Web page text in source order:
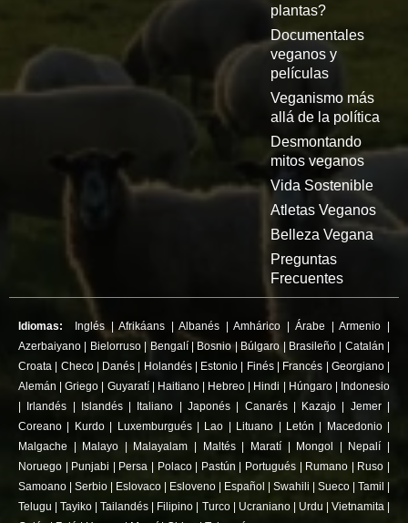
plantas?
Documentales
veganos y
películas
Veganismo más
allá de la política
Desmontando
mitos veganos
Vida Sostenible
Atletas Veganos
Belleza Vegana
Preguntas
Frecuentes
Idiomas: Inglés |Afrikáans |Albanés |Amhárico |Árabe |Armenio
Azerbaiyano
Bielorruso| Bengalí| Bosnio| Búlgaro Brasileño| Catalán
Croata
Checo| Danés Holandés| Estonio Finés| Francés Georgiano|
Alemán |Griego Guyaratí| Haitiano| Hebreo Hindi Húngaro|
Indonesio
Irlandés Islandés| Italiano |Japonés Canarés| Kazajo Jemer|
Coreano
Kurdo| Luxemburgués| Lao Lituano Letón Macedonio|
Malgache
Malayo Malayalam Maltés| Maratí| Mongol Nepalí
Noruego
Punjabi Persa Polaco| Pastún Portugués Rumano Ruso
Samoano
Serbio Eslovaco Esloveno Español Swahili Sueco Tamil
Telugu |Tayiko |Tailandés Filipino Turco| Ucraniano| Urdu Vietnamita|